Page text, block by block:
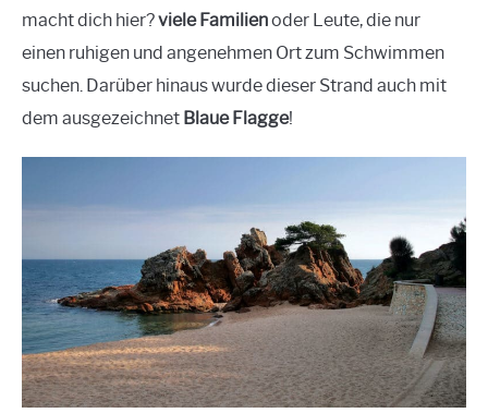
macht dich hier?viele Familienoder Leute, die nur
einen ruhigen und angenehmen Ort zum Schwimmen
suchen. Darüber hinaus wurde dieser Strand auch mit
dem ausgezeichnet Blaue Flagge!